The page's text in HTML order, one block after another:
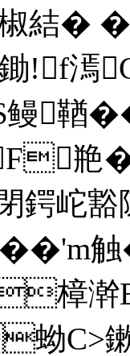
結�
!f漹
鞧
艵
鍔岮
��'
樟澣
蚴C>